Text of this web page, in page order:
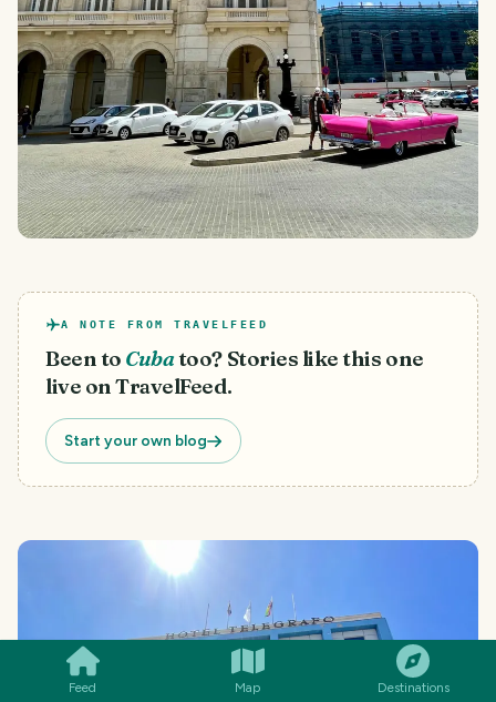
Feed Map Destinations
A NOTE FROM TRAVELFEED
Been to Cubatoo? Stories like this one
live on TravelFeed.
Start your own blog
COMMENT